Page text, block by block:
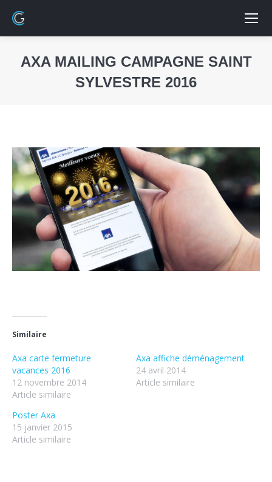
AXA MAILING CAMPAGNE SAINT
SYLVESTRE 2016
Similaire
Axa carte fermeture
vacances 2016
12 novembre 2014
Article similaire
Axa affiche déménagement
24 avril 2014
Article similaire
Poster Axa
15 janvier 2015
Article similaire